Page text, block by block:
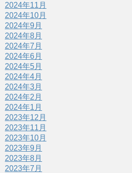
2024年11月
2024年10月
2024年9月
2024年8月
2024年7月
2024年6月
2024年5月
2024年4月
2024年3月
2024年2月
2024年1月
2023年12月
2023年11月
2023年10月
2023年9月
2023年8月
2023年7月